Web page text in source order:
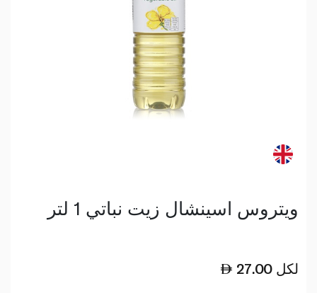
ويتروس اسينشال زيت نباتي 1 لتر
27.00 لكل